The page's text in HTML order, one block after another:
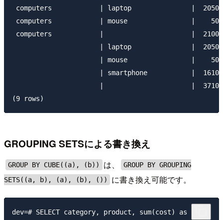
computers            | laptop               |  2050
computers            | mouse                |    50
computers            |                      |  2100
                      | laptop               |  2050
                      | mouse                |    50
                      | smartphone           |  1610
                      |                      |  3710
GROUPING SETSによる書き換え
GROUP BY CUBE((a), (b)) は、
GROUP BY GROUPING
SETS((a, b), (a), (b), ())
に書き換え可能です。
dev=# SELECT category, product, sum(cost) as total